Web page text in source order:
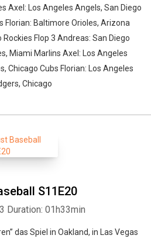
Axel: Los Angeles Angels, San Diego
Florian: Baltimore Orioles, Arizona
Flop 3 Andreas: San Diego
Miami Marlins Axel: Los Angeles
Chicago Cubs Florian: Los Angeles
Chicago
S11E20
Duration: 01h33min
das Spiel in Oakland, in Las Vegas